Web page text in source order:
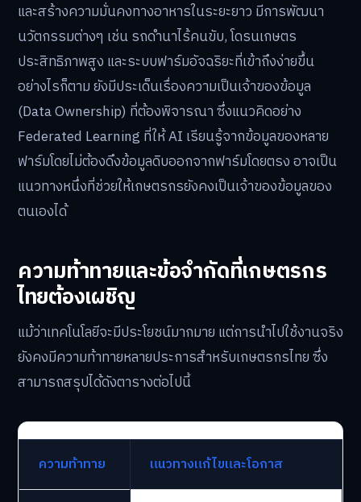
และสร้างความมั่นคงทางอาหารในระยะยาว มีการพัฒนา
นวัตกรรมต่างๆ เช่น รถดำนาไร้คนขับ, โดรนเกษตร
ประสิทธิภาพสูง และระบบฟาร์มอัจฉริยะที่เข้าถึงง่ายขึ้น
อย่างไรก็ตาม ยังมีประเด็นเรื่องความเป็นเจ้าของข้อมูล
(Data Ownership) ที่ต้องพิจารณา ซึ่งแนวคิดอย่าง
Federated Learning ที่ให้ AI เรียนรู้จากข้อมูลของหลาย
ฟาร์มโดยไม่ต้องดึงข้อมูลดิบออกจากฟาร์มโดยตรง อาจเป็น
แนวทางหนึ่งที่ช่วยให้เกษตรกรยังคงเป็นเจ้าของข้อมูลของ
ตนเองได้
ความท้าทายและข้อจำกัดที่เกษตรกร
ไทยต้องเผชิญ
แม้ว่าเทคโนโลยีจะมีประโยชน์มากมาย แต่การนำไปใช้งานจริง
ยังคงมีความท้าทายหลายประการสำหรับเกษตรกรไทย ซึ่ง
สามารถสรุปได้ดังตารางต่อไปนี้
ความท้าทาย แนวทางแก้ไขและโอกาส